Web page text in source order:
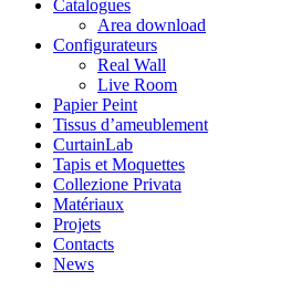
Catalogues
Area download
Configurateurs
Real Wall
Live Room
Papier Peint
Tissus d’ameublement
CurtainLab
Tapis et Moquettes
Collezione Privata
Matériaux
Projets
Contacts
News